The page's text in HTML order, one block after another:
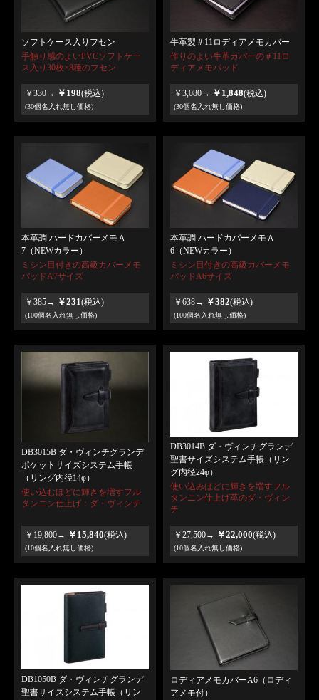
ソフトケース入りフセン
手触り感のよいPVCソフトケー
ス入り30枚×8種のフセン
￥330→ ￥198(税込)
(30個名入れ無し価格)
牛革製＃11ロディアメモカバー
作りのよい牛革カバーの＃11ロ
ディアメモパッド
￥3,080→ ￥1,848(税込)
(30個名入れ無し価格)
本革調 ハードカバーメモＡ
7（NEWカラー）
ミシン目付きの高級カバーメモ
バッドA7サイズ
￥385→ ￥231(税込)
(100個名入れ無し価格)
本革調 ハードカバーメモＡ
6（NEWカラー）
ミシン目付きの高級カバーメモ
バッドA6サイズ
￥638→ ￥382(税込)
(100個名入れ無し価格)
DB3015B ダ・ヴィンチグランデ
ポケットサイズシステム手帳
（リング内径14φ）
使い込むほどに輝きを増すフル
タンニン仕上げ：ダ・ヴィンチ
￥19,800→ ￥15,840(税込)
(10個名入れ無し価格)
DB3014B ダ・ヴィンチグランデ
聖書サイズシステム手帳（リン
グ内径24φ）
使い込みほどに輝きを増すフル
タンニン仕上げ革のダ・ヴィン
チ
￥27,500→ ￥22,000(税込)
(10個名入れ無し価格)
DB1050B ダ・ヴィンチグランデ
聖書サイズシステム手帳（リン
ロディアメモカバーA6（ロディ
アメモ付）